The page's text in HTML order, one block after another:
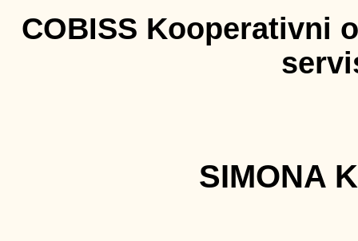
COBISS Kooperativni
SIMONA